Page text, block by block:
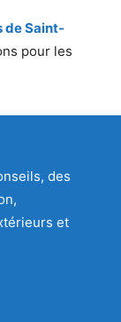
de Saint-
pour les
des
et